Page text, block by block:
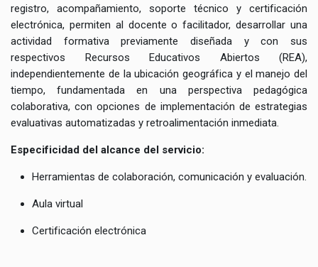
registro, acompañamiento, soporte técnico y certificación
electrónica, permiten al docente o facilitador, desarrollar una
actividad formativa previamente diseñada y con sus
respectivos Recursos Educativos Abiertos (REA),
independientemente de la ubicación geográfica y el manejo del
tiempo, fundamentada en una perspectiva pedagógica
colaborativa, con opciones de implementación de estrategias
evaluativas automatizadas y retroalimentación inmediata.
Especificidad del alcance del servicio:
Herramientas de colaboración, comunicación y evaluación.
Aula virtual
Certificación electrónica